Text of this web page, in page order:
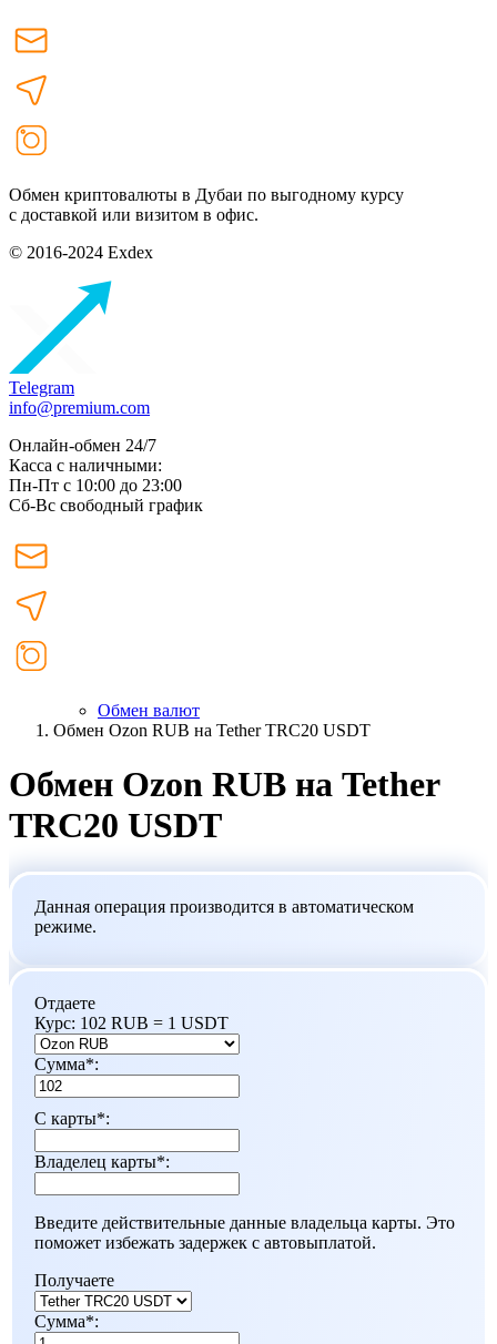
Обмен криптовалюты в Дубаи по выгодному курсу
с доставкой или визитом в офис.
© 2016-2024 Exdex
Telegram
info@premium.com
Онлайн-обмен 24/7
Касса с наличными:
Пн-Пт с 10:00 до 23:00
Сб-Вс свободный график
Обмен валют
Обмен Ozon RUB на Tether TRC20 USDT
Обмен Ozon RUB на Tether
TRC20 USDT
Данная операция производится в автоматическом
режиме.
Отдаете
Курс: 102 RUB = 1 USDT
Сумма*:
C карты*:
Владелец карты*:
Введите действительные данные владельца карты. Это
поможет избежать задержек с автовыплатой.
Получаете
Сумма*: